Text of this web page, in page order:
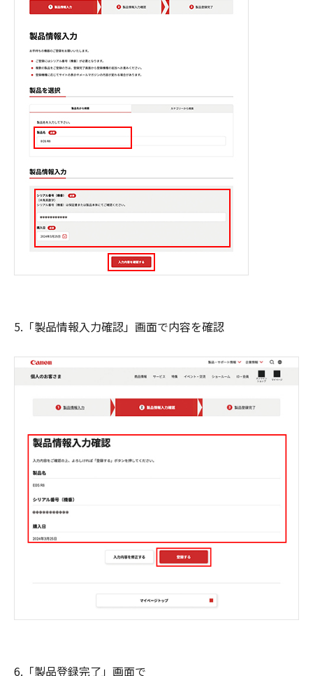
5.「製品情報入力確認」画面で内容を確認
6.「製品登録完了」画面で